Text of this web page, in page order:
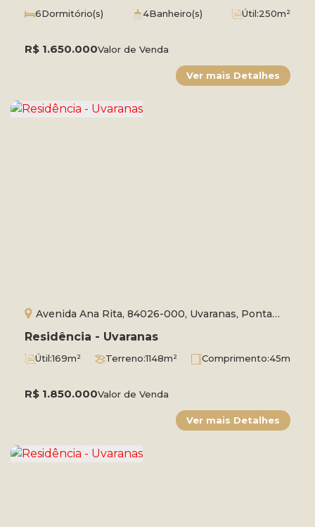
R$ 1.650.000Valor de Venda
6Dormitório(s) 4Banheiro(s) Útil:250m²
Residência - Uvaranas
R$ 1.850.000Valor de Venda
Avenida Ana Rita, 84026-000, Uvaranas, Ponta
Grossa, Paraná, Brasil
Útil:169m² Terreno:1148m² Comprimento:45m